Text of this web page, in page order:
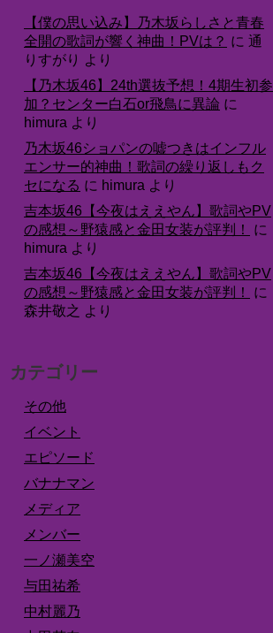
【僕の思い込み】乃木坂らしさと青春
全開の歌詞が響く神曲！PVは？ に 通
りすがり より
【乃木坂46】24th選抜予想！4期生初参
加？センター白石or飛鳥に異論 に
himura より
乃木坂46ショパンの嘘つきはインフル
エンサー的神曲！歌詞の繰り返しもク
セになる に himura より
吉本坂46【今夜はええやん】歌詞やPV
の感想～野猿感と金田女装が評判！
に
himura より
吉本坂46【今夜はええやん】歌詞やPV
の感想～野猿感と金田女装が評判！
に
森井敬之 より
カテゴリー
その他
イベント
エピソード
バナナマン
メディア
メンバー
一ノ瀬美空
与田祐希
中村麗乃